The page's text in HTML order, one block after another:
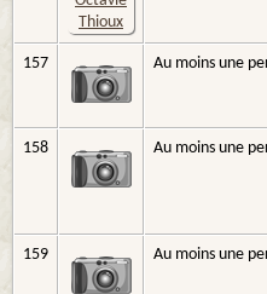
157 Au moins une
158 Au moins une
159 Au moins une